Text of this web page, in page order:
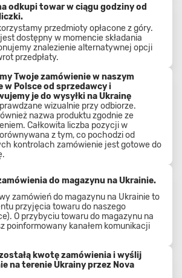
odkupi towar w ciągu godziny od
przedmioty opłacone z góry.
dostępny w momencie składania
znalezienie alternatywnej opcji
przedpłaty.
Twoje zamówienie w naszym
w Polsce od sprzedawcy i
je do wysyłki na Ukrainę
wizualnie przy odbiorze.
nazwa produktu zgodnie ze
Całkowita liczba pozycji w
z tym, co pochodzi od
kontrolach zamówienie jest gotowe do
do magazynu na Ukrainie.
zamówień do magazynu na Ukrainie to
przyjęcia towaru do naszego
O przybyciu towaru do magazynu na
poinformowany kanałem komunikacji
kwotę zamówienia i wyślij
na terenie Ukrainy przez Nova